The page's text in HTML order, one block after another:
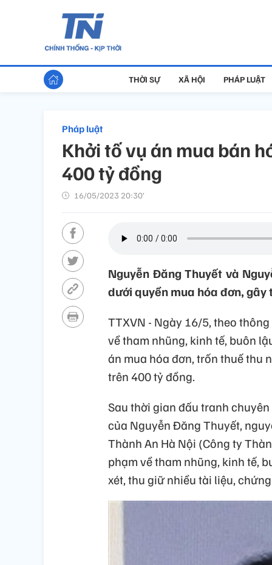
THỜI SỰ XÃ HỘI PHÁP LUẬT
Pháp luật
Khởi tố vụ án mua bán
400 tỷ đồng
16/05/2023 20:30’
Nguyễn Đăng Thuyết và
dưới quyền mua hóa đơn,
TTXVN - Ngày 16/5, theo
về tham nhũng, kinh tế, buôn
án mua hóa đơn, trốn thuế thu
trên 400 tỷ đồng.
Sau thời gian đấu tranh
của Nguyễn Đăng Thuyết,
Thành An Hà Nội (Công ty
phạm về tham nhũng, kinh tế,
xét, thu giữ nhiều tài liệu,